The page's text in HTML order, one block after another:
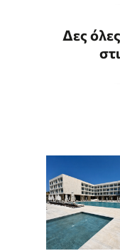
Δες